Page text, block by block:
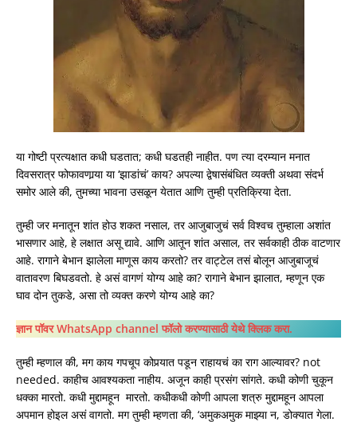
या गोष्टी प्रत्यक्षात कधी घडतात; कधी घडतही नाहीत. पण त्या दरम्यान मनात
दिवसरात्र फोफावणार्‍या या ‘झाडांचं’ काय? अपल्या द्वेषासंबंधित व्यक्ती अथवा संदर्भ
समोर आले की, तुमच्या भावना उसळून येतात आणि तुम्ही प्रतिक्रिया देता.
तुम्ही जर मनातून शांत होउ शकत नसाल, तर आजुबाजुचं सर्व विश्वच तुम्हाला अशांत
भासणार आहे, हे लक्षात असू द्यावे. आणि आतून शांत असाल, तर सर्वकाही ठीक वाटणार
आहे. रागाने बेभान झालेला माणूस काय करतो? तर वाट्टेल तसं बोलून आजुबाजूचं
वातावरण बिघडवतो. हे असं वागणं योग्य आहे का? रागाने बेभान झालात, म्हणून एक
घाव दोन तुकडे, असा तो व्यक्त करणे योग्य आहे का?
ज्ञान पॉवर WhatsApp channel फॉलो करण्यासाठी येथे क्लिक करा.
तुम्ही म्हणाल की, मग काय गपचूप कोपर्‍यात पडून राहायचं का राग आल्यावर? not
needed. काहीच आवश्यकता नाहीय. अजून काही प्रसंग सांगते. कधी कोणी चुकून
धक्का मारतो. कधी मुद्दामहून मारतो. कधीकधी कोणी आपला शत्रु मुद्दामहून आपला
अपमान होइल असं वागतो. मग तुम्ही म्हणता की, ‘अमुकअमुक माझ्या न, डोक्यात गेला.